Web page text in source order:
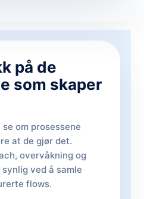
på de
som skaper
om prosessene
at de gjør det.
overvåkning og
ved å samle
flows.